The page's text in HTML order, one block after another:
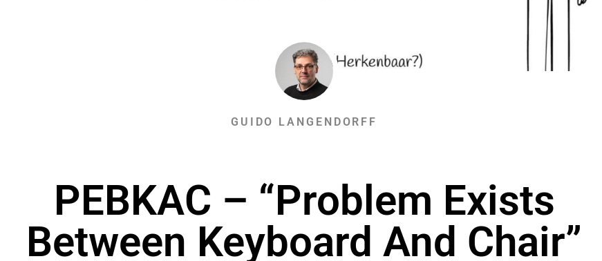
GUIDO LANGENDORFF
PEBKAC – “Problem Exists
Between Keyboard And Chair”